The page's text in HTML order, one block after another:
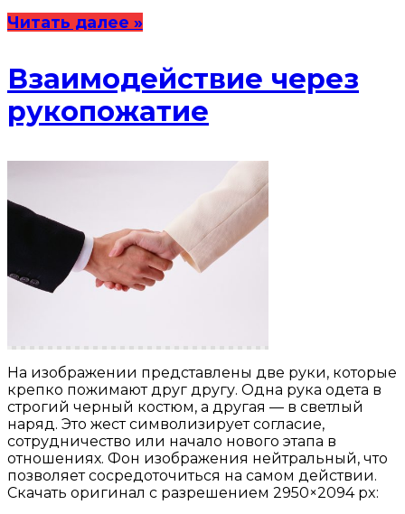
Читать далее »
Взаимодействие через
рукопожатие
На изображении представлены две руки, которые
крепко пожимают друг другу. Одна рука одета в
строгий черный костюм, а другая — в светлый
наряд. Это жест символизирует согласие,
сотрудничество или начало нового этапа в
отношениях. Фон изображения нейтральный, что
позволяет сосредоточиться на самом действии.
Скачать оригинал с разрешением 2950×2094 px: